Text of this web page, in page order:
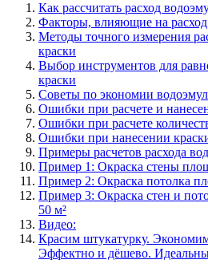
Как рассчитать расход
Факторы, влияющие на расход
Методы точного измерения
краски
Выбор инструментов для
краски
Советы по экономии
Ошибки при расчете и
Ошибки при расчете
Ошибки при нанесении
Примеры расчетов расхода
Пример 1: Окраска стены
Пример 2: Окраска потолка
Пример 3: Окраска стен и
50 м²
Видео:
Красим штукатурку.
Эффектно и дёшево.